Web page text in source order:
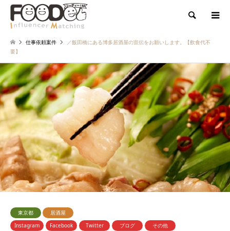
検索
仕事依頼案件
／飯田橋にある博多居酒屋の宣伝をお願いします。【飲食代不
要】
東京都
居酒屋
Instagram
Facebook Twitter ブログ その他